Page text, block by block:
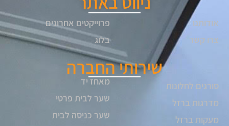
אודותנו
צרו קשר
פרוייקטים אחרונים
בלוג
שירותי החברה
סורגים לחלונות
מדרגות ברזל
מעקות ברזל
מאחז יד
שער לבית פרטי
שער כניסה לבית